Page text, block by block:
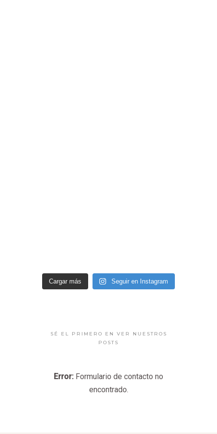
Cargar más Seguir en Instagram
SÉ EL PRIMERO EN VER NUESTROS
POSTS
Error: Formulario de contacto no
encontrado.